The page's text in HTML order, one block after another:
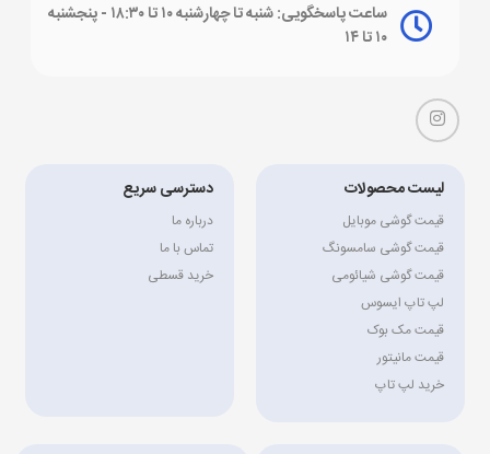
ساعت پاسخگویی: شنبه تا چهارشنبه ۱۰ تا ۱۸:۳۰ - پنجشنبه
۱۰ تا ۱۴
لیست محصولات
قیمت گوشی موبایل
قیمت گوشی سامسونگ
قیمت گوشی شیائومی
لپ تاپ ایسوس
قیمت مک بوک
قیمت مانیتور
خرید لپ تاپ
دسترسی سریع
درباره ما
تماس با ما
خرید قسطی